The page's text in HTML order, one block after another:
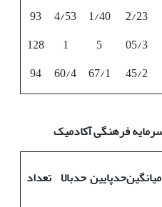
2/23
1/40
4/53
93
05/3
5
1
128
45/2
67/1
60/4
94
میانگینحدپایینحدبالا تعداد